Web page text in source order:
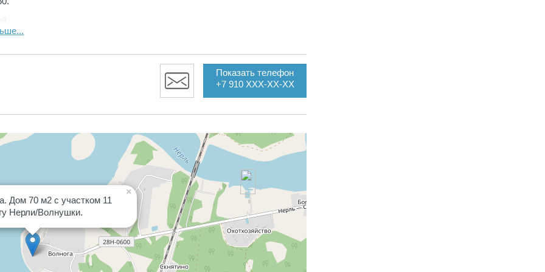
на
Показать телефон
+7 910 XXX-XX-XX
×
Дом 70 м2 с участком 11
Нерли/Волнушки.